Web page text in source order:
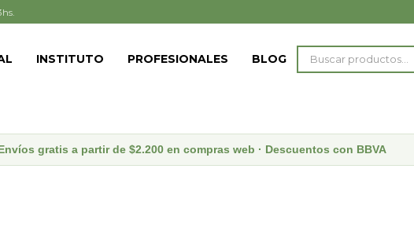
INSTITUTO PROFESIONALES BLOG
gratis a partir de $2.200 en compras web · Descuentos con BBVA